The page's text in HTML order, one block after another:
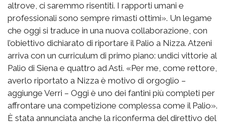
altrove, ci saremmo risentiti. I rapporti umani e
professionali sono sempre rimasti ottimi». Un legame
che oggi si traduce in una nuova collaborazione, con
l’obiettivo dichiarato di riportare il Palio a Nizza. Atzeni
arriva con un curriculum di primo piano: undici vittorie al
Palio di Siena e quattro ad Asti. «Per me, come rettore,
averlo riportato a Nizza è motivo di orgoglio –
aggiunge Verri – Oggi è uno dei fantini più completi per
affrontare una competizione complessa come il Palio».
È stata annunciata anche la riconferma del direttivo del